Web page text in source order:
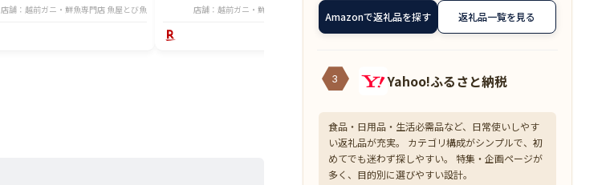
店舗：越前ガニ・鮮魚専門店 魚屋とび魚 店舗：越前ガニ・鮮魚専門店 魚屋とび魚 店舗：越前ガニ・鮮魚専門店 魚屋とび魚
Amazonで返礼品を探す 返礼品一覧を見る
3 Yahoo!ふるさと納税
食品・日用品・生活必需品など、日常使いしやす
い返礼品が充実。 カテゴリ構成がシンプルで、初
めてでも迷わず探しやすい。 特集・企画ページが
多く、目的別に選びやすい設計。